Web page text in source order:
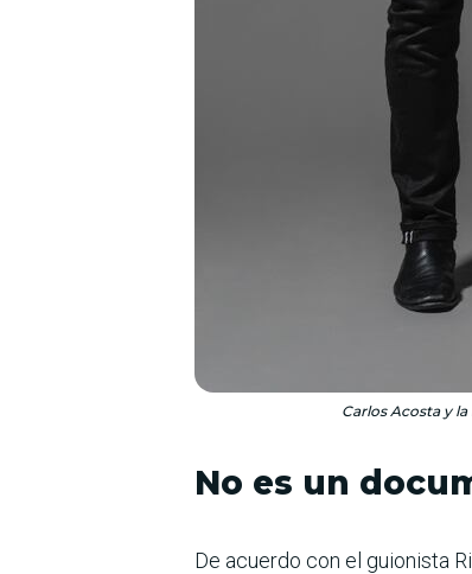
Carlos Acosta y
No es un
De acuerdo con el guionista